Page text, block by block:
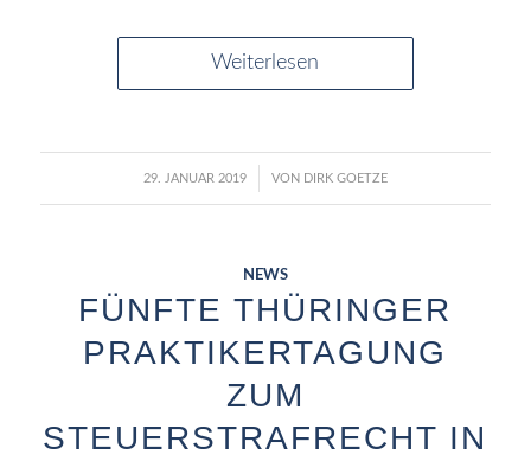
Weiterlesen
29. JANUAR 2019
/ VON DIRK GOETZE
NEWS
FÜNFTE THÜRINGER
PRAKTIKERTAGUNG
ZUM
STEUERSTRAFRECHT IN